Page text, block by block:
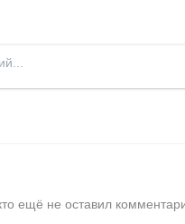
ещё не оставил